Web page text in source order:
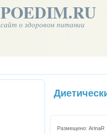
POEDIM.RU
сайт о здоровом питании
Размещено: ArinaR